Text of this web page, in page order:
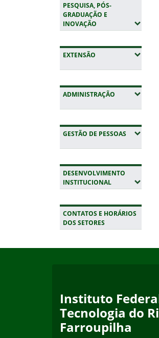
PESQUISA, PÓS-
GRADUAÇÃO E
INOVAÇÃO (EXPANDIR
EXTENSÃO (EXPANDIR
ADMINISTRAÇÃO (EXPANDIR
GESTÃO DE PESSOAS
DESENVOLVIMENTO
INSTITUCIONAL(EXPANDIR
CONTATOS E HORÁRIOS
DOS SETORES
Instituto
Tecnologia do
Farroupilha